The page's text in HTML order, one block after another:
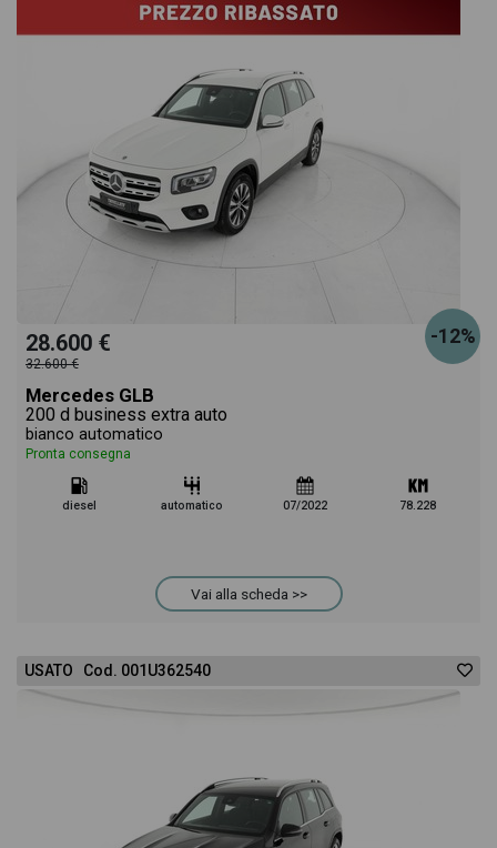
-12%
28.600 €
32.600 €
Mercedes GLB
200 d business extra auto
bianco automatico
Pronta consegna
diesel automatico 07/2022 78.228
Vai alla scheda >>
USATO Cod. 001U362540